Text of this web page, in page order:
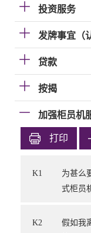
投资服务
发牌事宜（
贷款
按揭
加强柜员机
打印
K1
为甚么
式柜员
K2
假如我